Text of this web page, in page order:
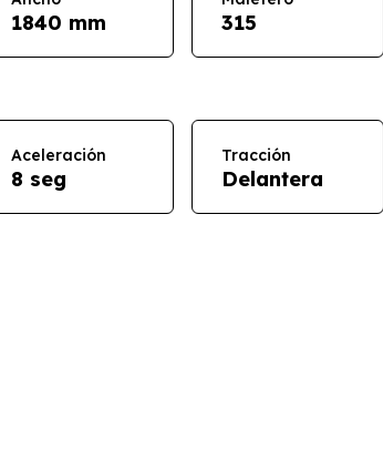
1840 mm 315
Aceleración
8 seg
Tracción
Delantera